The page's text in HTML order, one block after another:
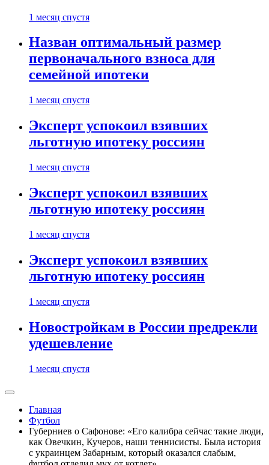
1 месяц спустя
Назван оптимальный размер
первоначального взноса для
семейной ипотеки
1 месяц спустя
Эксперт успокоил взявших
льготную ипотеку россиян
1 месяц спустя
Эксперт успокоил взявших
льготную ипотеку россиян
1 месяц спустя
Эксперт успокоил взявших
льготную ипотеку россиян
1 месяц спустя
Новостройкам в России предрекли
удешевление
1 месяц спустя
Главная
Футбол
Губерниев о Сафонове: «Его калибра сейчас такие люди,
как Овечкин, Кучеров, наши теннисисты. Была история
с украинцем Забарным, который оказался слабым,